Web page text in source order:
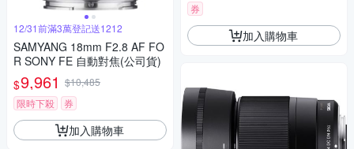
12/31前滿3萬登記送1212
SAMYANG 18mm F2.8 AF FO
R SONY FE 自動對焦(公司貨)
$9,961 $10,485
限時下殺
券
加入購物車
券
加入購物車